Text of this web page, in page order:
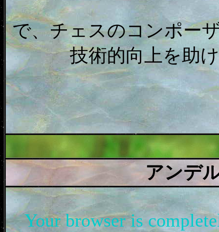
で、チェスのコンポー
技術的向上を助
アンデ
Your browser is